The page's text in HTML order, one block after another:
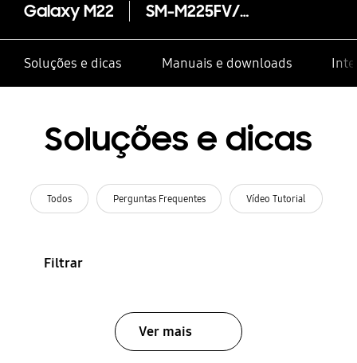
Galaxy M22 SM-M225FV/DS
Soluções e dicas Manuais e downloads
Soluções e dicas
Todos Perguntas Frequentes Vídeo Tutorial
Filtrar
Ver mais